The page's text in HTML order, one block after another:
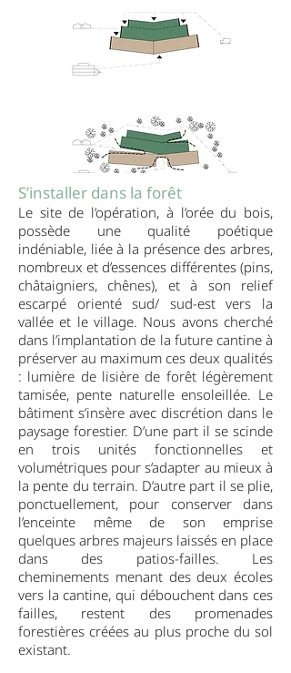
S’installer dans la forêt
Le site de l’opération, à l’orée du bois,
possède une qualité poétique
indéniable, liée à la présence des arbres,
nombreux et d’essences différentes (pins,
châtaigniers, chênes), et à son relief
escarpé orienté sud/ sud-est vers la
vallée et le village. Nous avons cherché
dans l’implantation de la future cantine à
préserver au maximum ces deux qualités
: lumière de lisière de forêt légèrement
tamisée, pente naturelle ensoleillée. Le
bâtiment s’insère avec discrétion dans le
paysage forestier. D’une part il se scinde
en trois unités fonctionnelles et
volumétriques pour s’adapter au mieux à
la pente du terrain. D’autre part il se plie,
ponctuellement, pour conserver dans
l’enceinte même de son emprise
quelques arbres majeurs laissés en place
dans des patios-failles. Les
cheminements menant des deux écoles
vers la cantine, qui débouchent dans ces
failles, restent des promenades
forestières créées au plus proche du sol
existant.